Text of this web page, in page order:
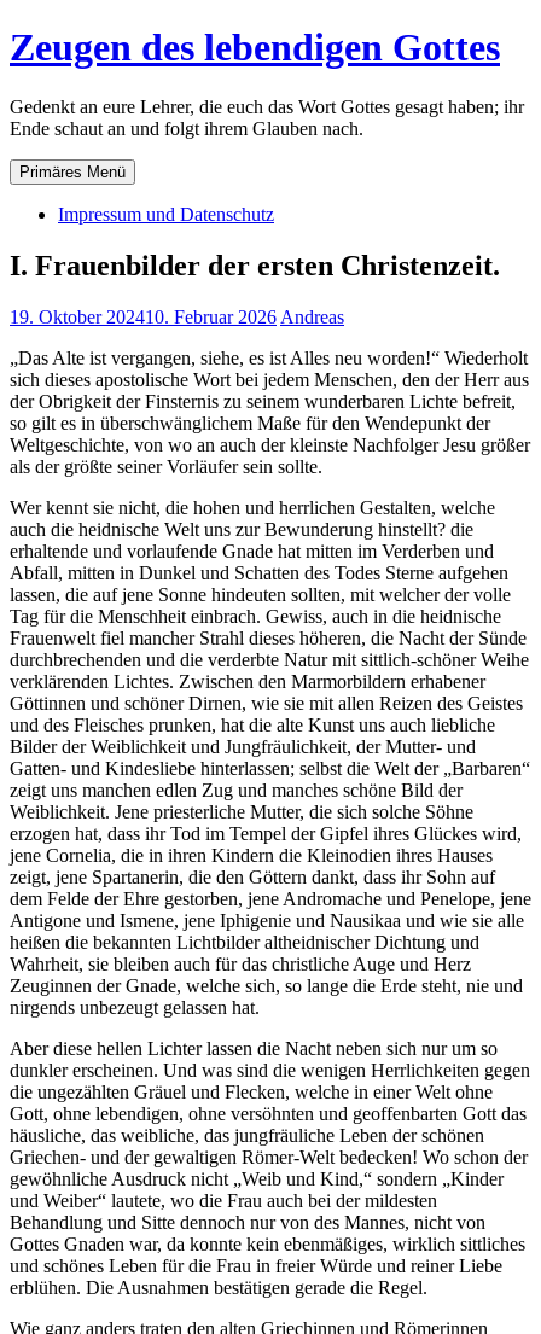
Zum
Inhalt
Zeugen des lebendigen Gottes
Gedenkt an eure Lehrer, die euch das Wort Gottes gesagt haben; ihr
Ende schaut an und folgt ihrem Glauben nach.
Primäres Menü
Impressum und Datenschutz
I. Frauenbilder der ersten Christenzeit.
19. Oktober 202410. Februar 2026 Andreas
„Das Alte ist vergangen, siehe, es ist Alles neu worden!“ Wiederholt
sich dieses apostolische Wort bei jedem Menschen, den der Herr aus
der Obrigkeit der Finsternis zu seinem wunderbaren Lichte befreit,
so gilt es in überschwänglichem Maße für den Wendepunkt der
Weltgeschichte, von wo an auch der kleinste Nachfolger Jesu größer
als der größte seiner Vorläufer sein sollte.
Wer kennt sie nicht, die hohen und herrlichen Gestalten, welche
auch die heidnische Welt uns zur Bewunderung hinstellt? die
erhaltende und vorlaufende Gnade hat mitten im Verderben und
Abfall, mitten in Dunkel und Schatten des Todes Sterne aufgehen
lassen, die auf jene Sonne hindeuten sollten, mit welcher der volle
Tag für die Menschheit einbrach. Gewiss, auch in die heidnische
Frauenwelt fiel mancher Strahl dieses höheren, die Nacht der Sünde
durchbrechenden und die verderbte Natur mit sittlich-schöner Weihe
verklärenden Lichtes. Zwischen den Marmorbildern erhabener
Göttinnen und schöner Dirnen, wie sie mit allen Reizen des Geistes
und des Fleisches prunken, hat die alte Kunst uns auch liebliche
Bilder der Weiblichkeit und Jungfräulichkeit, der Mutter- und
Gatten- und Kindesliebe hinterlassen; selbst die Welt der „Barbaren“
zeigt uns manchen edlen Zug und manches schöne Bild der
Weiblichkeit. Jene priesterliche Mutter, die sich solche Söhne
erzogen hat, dass ihr Tod im Tempel der Gipfel ihres Glückes wird,
jene Cornelia, die in ihren Kindern die Kleinodien ihres Hauses
zeigt, jene Spartanerin, die den Göttern dankt, dass ihr Sohn auf
dem Felde der Ehre gestorben, jene Andromache und Penelope, jene
Antigone und Ismene, jene Iphigenie und Nausikaa und wie sie alle
heißen die bekannten Lichtbilder altheidnischer Dichtung und
Wahrheit, sie bleiben auch für das christliche Auge und Herz
Zeuginnen der Gnade, welche sich, so lange die Erde steht, nie und
nirgends unbezeugt gelassen hat.
Aber diese hellen Lichter lassen die Nacht neben sich nur um so
dunkler erscheinen. Und was sind die wenigen Herrlichkeiten gegen
die ungezählten Gräuel und Flecken, welche in einer Welt ohne
Gott, ohne lebendigen, ohne versöhnten und geoffenbarten Gott das
häusliche, das weibliche, das jungfräuliche Leben der schönen
Griechen- und der gewaltigen Römer-Welt bedecken! Wo schon der
gewöhnliche Ausdruck nicht „Weib und Kind,“ sondern „Kinder
und Weiber“ lautete, wo die Frau auch bei der mildesten
Behandlung und Sitte dennoch nur von des Mannes, nicht von
Gottes Gnaden war, da konnte kein ebenmäßiges, wirklich sittliches
und schönes Leben für die Frau in freier Würde und reiner Liebe
erblühen. Die Ausnahmen bestätigen gerade die Regel.
Wie ganz anders traten den alten Griechinnen und Römerinnen